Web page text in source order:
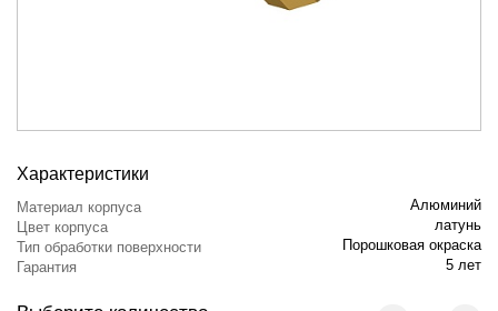
Характеристики
Материал корпуса
Алюминий
Цвет корпуса
латунь
Тип обработки поверхности
Порошковая окраска
Гарантия
5 лет